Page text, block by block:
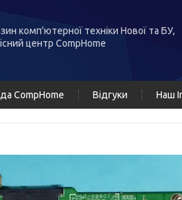
комп'ютерної техніки Нової та БУ,
центр CompHome
CompHome Відгуки Наш